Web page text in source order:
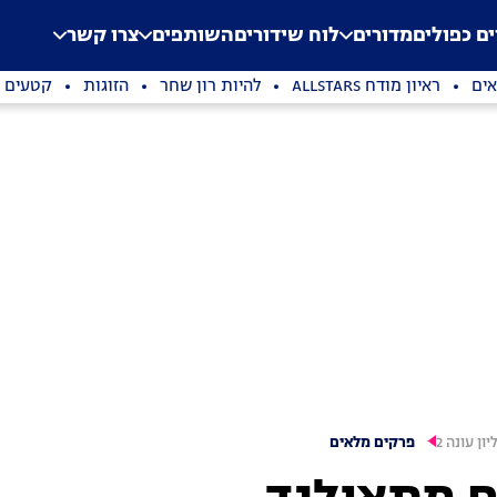
Application error: a
. כפוליםמדורים לוח שידוריםהשותפים צרו קשר
ראיון מודח ALLSTARS להיות רון שחר הזוגות קטעים
עונה 2 פרקים מלאים